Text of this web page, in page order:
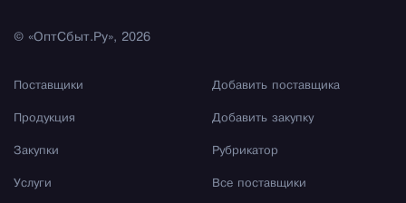
© «ОптСбыт.Ру», 2026
Поставщики
Продукция
Закупки
Услуги
Добавить поставщика
Добавить закупку
Рубрикатор
Все поставщики